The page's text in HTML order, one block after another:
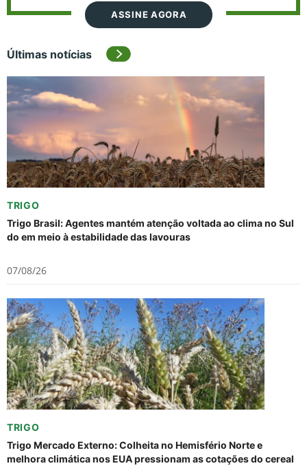
ASSINE AGORA
Últimas notícias
TRIGO
Trigo Brasil: Agentes mantém atenção voltada ao clima no Sul
do em meio à estabilidade das lavouras
07/08/26
TRIGO
Trigo Mercado Externo: Colheita no Hemisfério Norte e
melhora climática nos EUA pressionam as cotações do cereal